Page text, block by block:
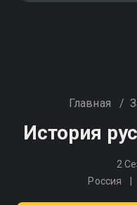
Главная /
История
2
Россия